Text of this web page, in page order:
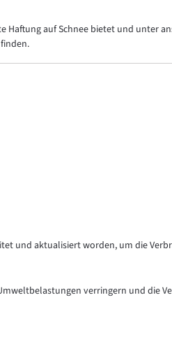
Haftung auf Schnee bietet und unter
und aktualisiert worden, um die
verringern und die